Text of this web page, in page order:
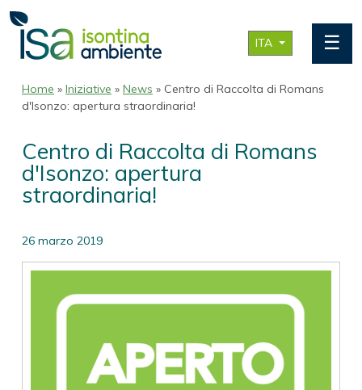
ITA ☰
Home » Iniziative » News » Centro di Raccolta di Romans
d'Isonzo: apertura straordinaria!
Centro di Raccolta di Romans
d'Isonzo: apertura
straordinaria!
26 marzo 2019